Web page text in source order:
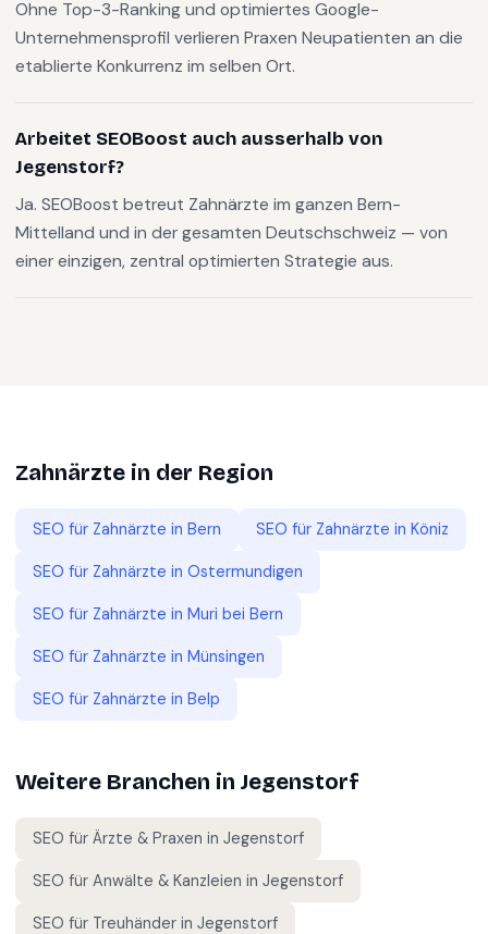
Ohne Top-3-Ranking und optimiertes Google-
Unternehmensprofil verlieren Praxen Neupatienten an die
etablierte Konkurrenz im selben Ort.
Arbeitet SEOBoost auch ausserhalb von
Jegenstorf?
Ja. SEOBoost betreut Zahnärzte im ganzen Bern-
Mittelland und in der gesamten Deutschschweiz — von
einer einzigen, zentral optimierten Strategie aus.
Zahnärzte in der Region
SEO für Zahnärzte in Bern SEO für Zahnärzte in Köniz
SEO für Zahnärzte in Ostermundigen
SEO für Zahnärzte in Muri bei Bern
SEO für Zahnärzte in Münsingen
SEO für Zahnärzte in Belp
Weitere Branchen in Jegenstorf
SEO für Ärzte & Praxen in Jegenstorf
SEO für Anwälte & Kanzleien in Jegenstorf
SEO für Treuhänder in Jegenstorf